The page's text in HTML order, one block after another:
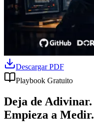
Descargar PDF
Playbook Gratuito
Deja de Adivinar.
Empieza a Medir.